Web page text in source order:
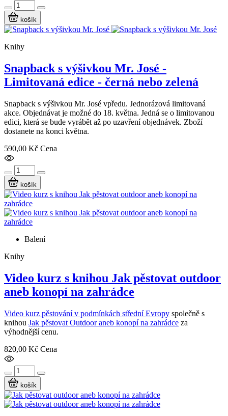
košík
Knihy
Snapback s výšivkou Mr. José -
Limitovaná edice - černá nebo zelená
Snapback s výšivkou Mr. José vpředu. Jednorázová limitovaná
akce. Objednávat je možné do 18. května. Jedná se o limitovanou
edici, která se bude vyrábět až po uzavření objednávek. Zboží
dostanete na konci května.
590,00 Kč Cena
košík
Balení
Knihy
Video kurz s knihou Jak pěstovat outdoor
aneb konopí na zahrádce
Video kurz pěstování v podmínkách střední Evropy společně s
knihou Jak pěstovat Outdoor aneb konopí na zahrádce za
výhodnější cenu.
820,00 Kč Cena
košík